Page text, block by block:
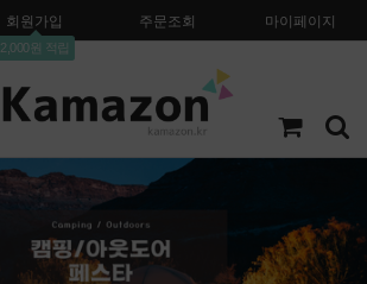
회원가입
2,000원 적립
주문조회 마이페이지